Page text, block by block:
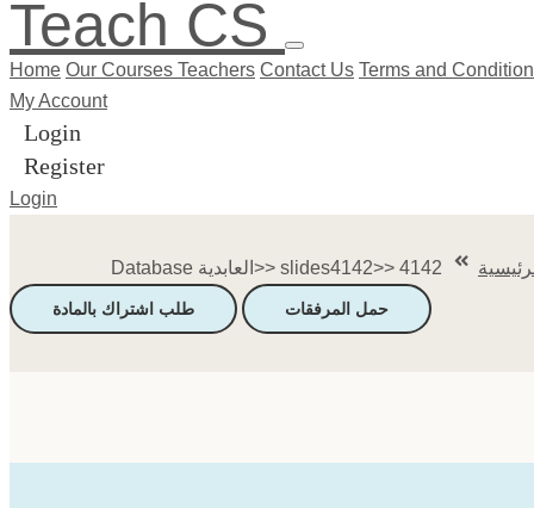
Teach CS
Home Our Courses Teachers Contact Us Terms and
My Account
Login
Register
Login
Database العابدية>> slides4142>> 4142
طلب اشتراك بالمادة حمل المرفقات